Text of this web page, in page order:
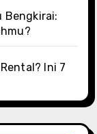
Bengkirai:
Ini 7